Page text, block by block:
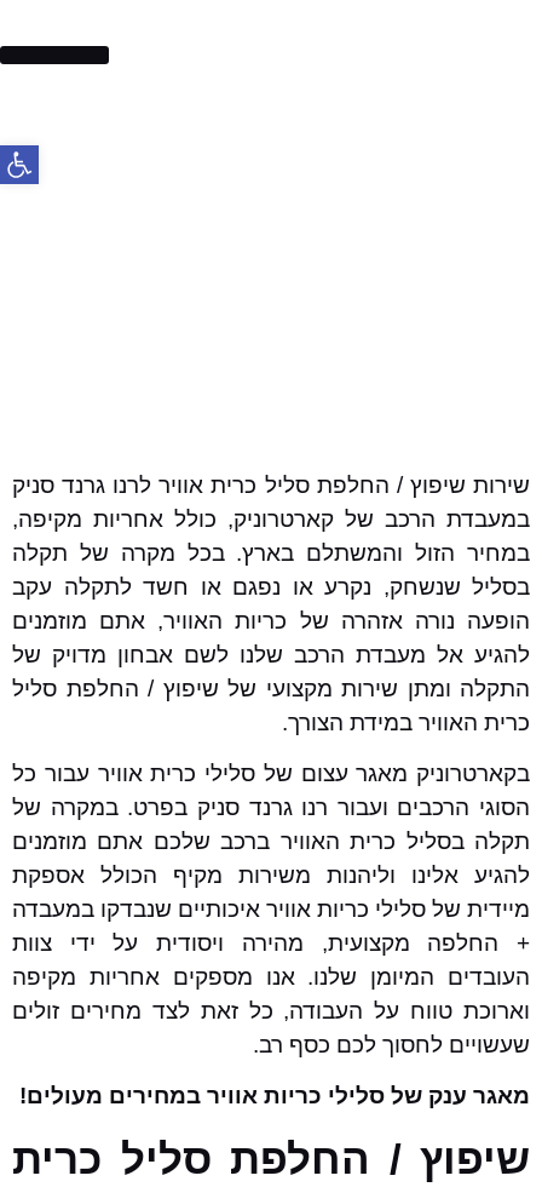
שירות שיפוץ / החלפת סליל כרית אוויר לרנו גרנד סניק
במעבדת הרכב של קארטרוניק, כולל אחריות מקיפה,
במחיר הזול והמשתלם בארץ. בכל מקרה של תקלה
בסליל שנשחק, נקרע או נפגם או חשד לתקלה עקב
הופעה נורה אזהרה של כריות האוויר, אתם מוזמנים
להגיע אל מעבדת הרכב שלנו לשם אבחון מדויק של
התקלה ומתן שירות מקצועי של שיפוץ / החלפת סליל
כרית האוויר במידת הצורך.
בקארטרוניק מאגר עצום של סלילי כרית אוויר עבור כל
הסוגי הרכבים ועבור רנו גרנד סניק בפרט. במקרה של
תקלה בסליל כרית האוויר ברכב שלכם אתם מוזמנים
להגיע אלינו וליהנות משירות מקיף הכולל אספקת
מיידית של סלילי כריות אוויר איכותיים שנבדקו במעבדה
+ החלפה מקצועית, מהירה ויסודית על ידי צוות
העובדים המיומן שלנו. אנו מספקים אחריות מקיפה
וארוכת טווח על העבודה, כל זאת לצד מחירים זולים
שעשויים לחסוך לכם כסף רב.
מאגר ענק של סלילי כריות אוויר במחירים מעולים!
שיפוץ / החלפת סליל כרית
פתח